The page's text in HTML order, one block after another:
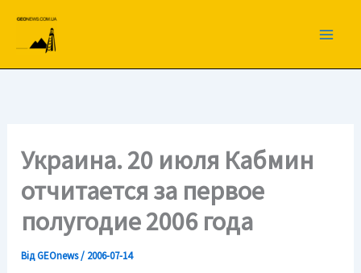
вмісту
Украина. 20 июля Кабмин
отчитается за первое
полугодие 2006 года
ВідGEOnews/ 2006-07-14